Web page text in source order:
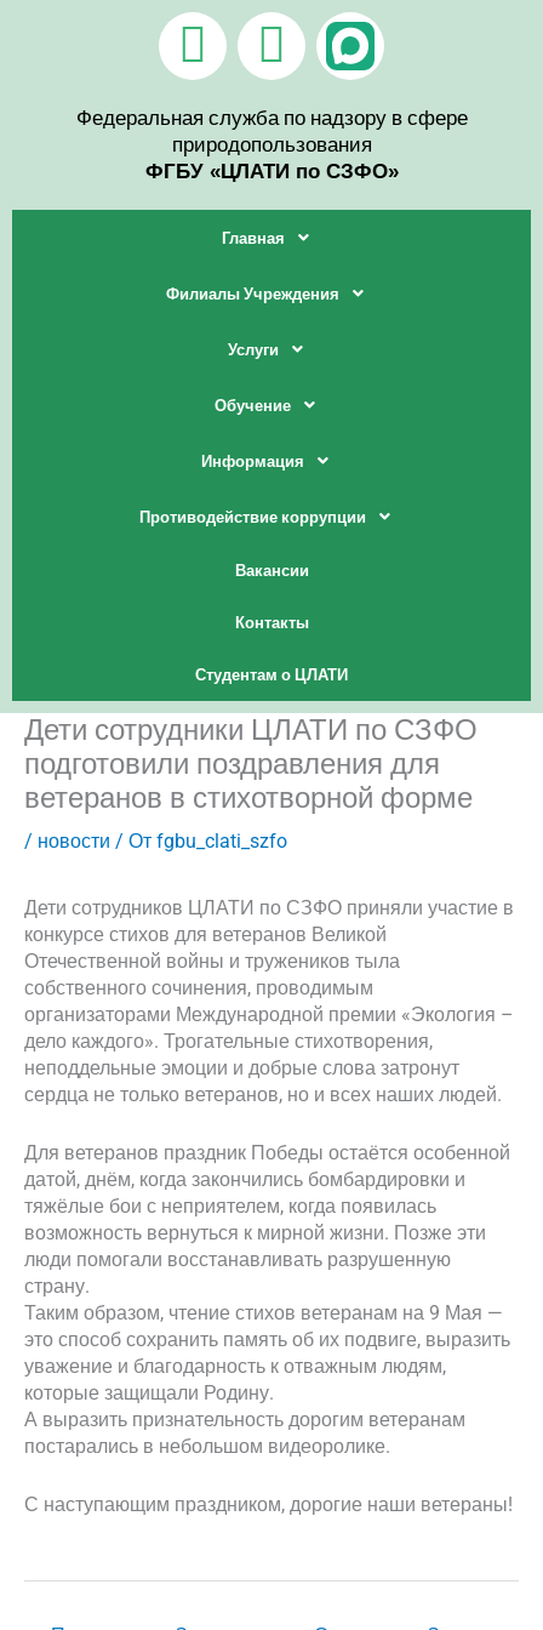
V
k
T
e
l
e
g
r
m
Федеральная служба по надзору в сфере
природопользования
ФГБУ «ЦЛАТИ по СЗФО»
Главная
Филиалы Учреждения
Услуги
Обучение
Информация
Противодействие коррупции
Вакансии
Контакты
Студентам о ЦЛАТИ
Дети сотрудники ЦЛАТИ по СЗФО
подготовили поздравления для
ветеранов в стихотворной форме
/ новости / От fgbu_clati_szfo
Дети сотрудников ЦЛАТИ по СЗФО приняли участие в
конкурсе стихов для ветеранов Великой
Отечественной войны и тружеников тыла
собственного сочинения, проводимым
организаторами Международной премии «Экология –
дело каждого». Трогательные стихотворения,
неподдельные эмоции и добрые слова затронут
сердца не только ветеранов, но и всех наших людей.
Для ветеранов праздник Победы остаётся особенной
датой, днём, когда закончились бомбардировки и
тяжёлые бои с неприятелем, когда появилась
возможность вернуться к мирной жизни. Позже эти
люди помогали восстанавливать разрушенную
страну.
Таким образом, чтение стихов ветеранам на 9 Мая —
это способ сохранить память об их подвиге, выразить
уважение и благодарность к отважным людям,
которые защищали Родину.
А выразить признательность дорогим ветеранам
постарались в небольшом видеоролике.
С наступающим праздником, дорогие наши ветераны!